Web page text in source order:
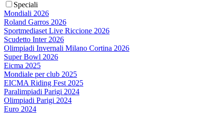
Speciali
Mondiali 2026
Roland Garros 2026
Sportmediaset Live Riccione 2026
Scudetto Inter 2026
Olimpiadi Invernali Milano Cortina 2026
Super Bowl 2026
Eicma 2025
Mondiale per club 2025
EICMA Riding Fest 2025
Paralimpiadi Parigi 2024
Olimpiadi Parigi 2024
Euro 2024